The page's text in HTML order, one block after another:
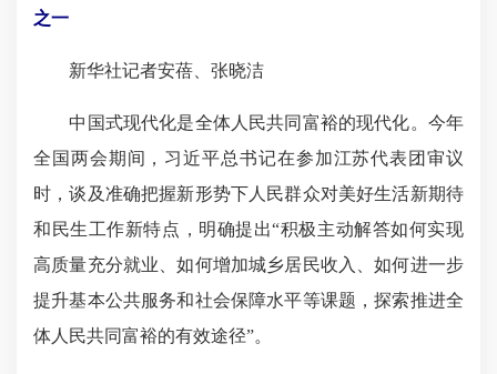
之一
新华社记者安蓓、张晓洁
中国式现代化是全体人民共同富裕的现代化。今年
全国两会期间，习近平总书记在参加江苏代表团审议
时，谈及准确把握新形势下人民群众对美好生活新期待
和民生工作新特点，明确提出“积极主动解答如何实现
高质量充分就业、如何增加城乡居民收入、如何进一步
提升基本公共服务和社会保障水平等课题，探索推进全
体人民共同富裕的有效途径”。